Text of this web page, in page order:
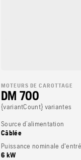
MOTEURS DE CAROTTAGE
DM 700
{variantCount} variantes
Source d’alimentation
Câblée
Puissance nominale
6 kW